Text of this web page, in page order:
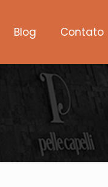
Blog Contato